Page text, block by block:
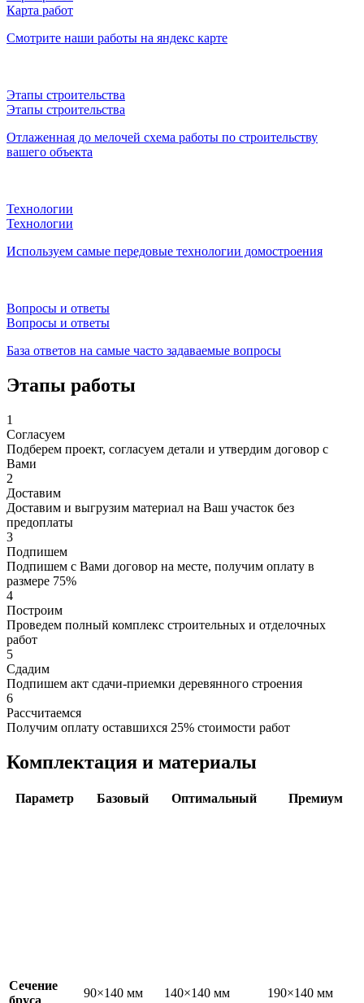
Карта работ
Смотрите наши работы на яндекс карте
Этапы строительства
Этапы строительства
Отлаженная до мелочей схема работы по строительству
вашего объекта
Технологии
Технологии
Используем самые передовые технологии домостроения
Вопросы и ответы
Вопросы и ответы
База ответов на самые часто задаваемые вопросы
Этапы работы
1
Согласуем
Подберем проект, согласуем детали и утвердим договор с
Вами
2
Доставим
Доставим и выгрузим материал на Ваш участок без
предоплаты
3
Подпишем
Подпишем с Вами договор на месте, получим оплату в
размере 75%
4
Построим
Проведем полный комплекс строительных и отделочных
работ
5
Сдадим
Подпишем акт сдачи-приемки деревянного строения
6
Рассчитаемся
Получим оплату оставшихся 25% стоимости работ
Комплектация и материалы
Параметр Базовый Оптимальный Премиум
Сечение
90×140 мм 140×140 мм 190×140 мм